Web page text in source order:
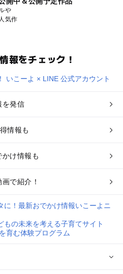
や
気作
報をチェック！
を発信
情報も
け情報も
で紹介！